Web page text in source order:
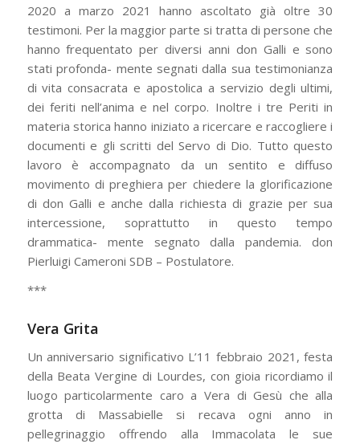
2020 a marzo 2021 hanno ascoltato già oltre 30
testimoni. Per la maggior parte si tratta di persone che
hanno frequentato per diversi anni don Galli e sono
stati profonda- mente segnati dalla sua testimonianza
di vita consacrata e apostolica a servizio degli ultimi,
dei feriti nell’anima e nel corpo. Inoltre i tre Periti in
materia storica hanno iniziato a ricercare e raccogliere i
documenti e gli scritti del Servo di Dio. Tutto questo
lavoro è accompagnato da un sentito e diffuso
movimento di preghiera per chiedere la glorificazione
di don Galli e anche dalla richiesta di grazie per sua
intercessione, soprattutto in questo tempo
drammatica- mente segnato dalla pandemia. don
Pierluigi Cameroni SDB – Postulatore.
***
Vera Grita
Un anniversario significativo L’11 febbraio 2021, festa
della Beata Vergine di Lourdes, con gioia ricordiamo il
luogo particolarmente caro a Vera di Gesù che alla
grotta di Massabielle si recava ogni anno in
pellegrinaggio offrendo alla Immacolata le sue